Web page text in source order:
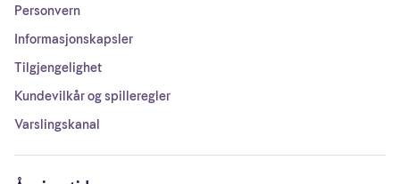
Personvern
Informasjonskapsler
Tilgjengelighet
Kundevilkår og spilleregler
Varslingskanal